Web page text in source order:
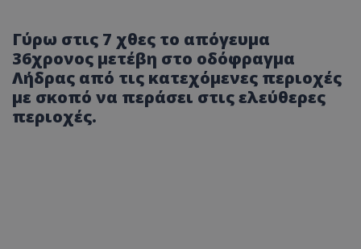
Γύρω στις 7 χθες το απόγευμα
36χρονος μετέβη στο οδόφραγμα
Λήδρας από τις κατεχόμενες περιοχές
με σκοπό να περάσει στις ελεύθερες
περιοχές.